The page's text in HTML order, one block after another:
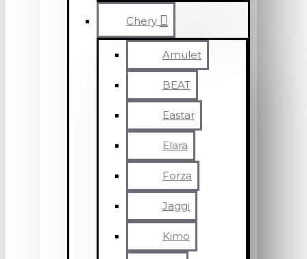
Chery
Amulet
BEAT
Eastar
Elara
Forza
Jaggi
Kimo